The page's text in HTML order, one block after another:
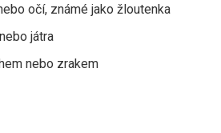
očí, známé jako žloutenka
játra
nebo zrakem